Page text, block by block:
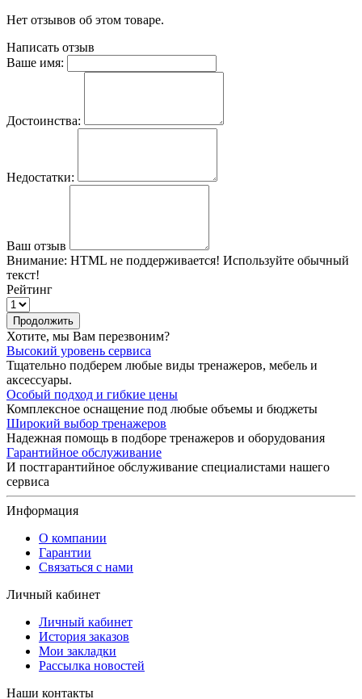
Нет отзывов об этом товаре.
Написать отзыв
Ваше имя:
Достоинства:
Недостатки:
Ваш отзыв
Внимание: HTML не поддерживается! Используйте обычный
текст!
Рейтинг
Продолжить
Хотите, мы Вам перезвоним?
Высокий уровень сервиса
Тщательно подберем любые виды тренажеров, мебель и
аксессуары.
Особый подход и гибкие цены
Комплексное оснащение под любые объемы и бюджеты
Широкий выбор тренажеров
Надежная помощь в подборе тренажеров и оборудования
Гарантийное обслуживание
И постгарантийное обслуживание специалистами нашего
сервиса
Информация
О компании
Гарантии
Связаться с нами
Личный кабинет
Личный кабинет
История заказов
Мои закладки
Рассылка новостей
Наши контакты